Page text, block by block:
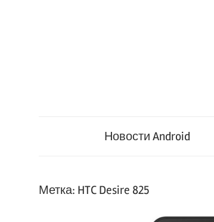
Новости Android
Метка: HTC Desire 825